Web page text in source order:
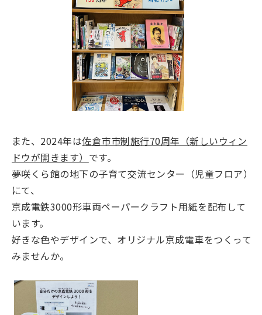
また、2024年は佐倉市市制施行70周年（新しいウィン
ドウが開きます） です。
夢咲くら館の地下の子育て交流センター（児童フロア）
にて、
京成電鉄3000形車両ペーパークラフト用紙を配布して
います。
好きな色やデザインで、オリジナル京成電車をつくって
みませんか。